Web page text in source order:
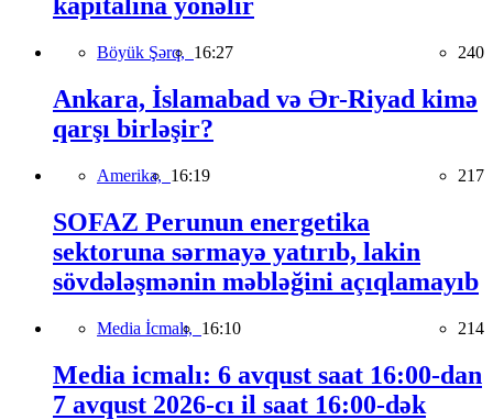
Böyük Şərq, 16:27 240
Ankara, İslamabad və Ər-Riyad kimə
qarşı birləşir?
Amerika, 16:19 217
SOFAZ Perunun energetika
sektoruna sərmayə yatırıb, lakin
sövdələşmənin məbləğini açıqlamayıb
Media İcmalı, 16:10 214
Media icmalı: 6 avqust saat 16:00-dan
7 avqust 2026-cı il saat 16:00-dək